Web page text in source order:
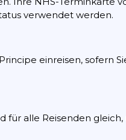
verwendet werden.
einreisen, sofern
alle Reisenden